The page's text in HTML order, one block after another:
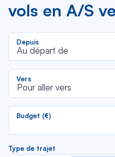
vols en A/S
Depuis
Au départ de
Vers
Pour aller vers
Budget (€)
Type de trajet